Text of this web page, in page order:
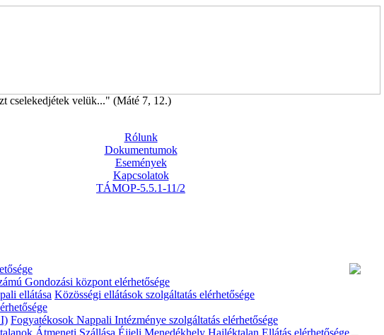
cselekedjétek velük..." (Máté 7, 12.)
Rólunk
Dokumentumok
Események
Kapcsolatok
TÁMOP-5.5.1-11/2
Gondozási központ elérhetősége
ellátása Közösségi ellátások szolgáltatás elérhetősége
Fogyatékosok Nappali Intézménye szolgáltatás elérhetősége
Átmeneti Szállása Éjjeli Menedékhely Hajléktalan Ellátás elérhetősége